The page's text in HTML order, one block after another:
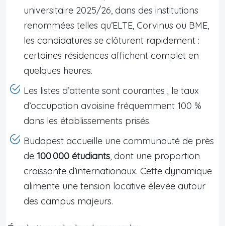
universitaire 2025/26, dans des institutions
renommées telles qu’ELTE, Corvinus ou BME,
les candidatures se clôturent rapidement :
certaines résidences affichent complet en
quelques heures.
Les listes d’attente sont courantes ; le taux
d’occupation avoisine fréquemment 100 %
dans les établissements prisés.
Budapest accueille une communauté de près
de 100 000 étudiants, dont une proportion
croissante d’internationaux. Cette dynamique
alimente une tension locative élevée autour
des campus majeurs.